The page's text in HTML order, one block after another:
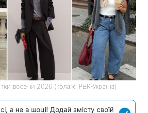
восени 2026 (колаж: РБК-Україна)
а не в шоці! Додай змісту своїй